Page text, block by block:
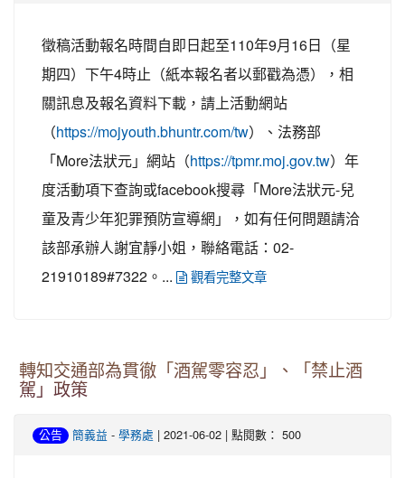
徵稿活動報名時間自即日起至110年9月16日（星
期四）下午4時止（紙本報名者以郵戳為憑），相
關訊息及報名資料下載，請上活動網站
（https://mojyouth.bhuntr.com/tw）、法務部
「More法狀元」網站（https://tpmr.moj.gov.tw）年
度活動項下查詢或facebook搜尋「More法狀元-兒
童及青少年犯罪預防宣導網」，如有任何問題請洽
該部承辦人謝宜靜小姐，聯絡電話：02-
21910189#7322。...
觀看完整文章
轉知交通部為貫徹「酒駕零容忍」、「禁止酒
駕」政策
公告 簡義益 - 學務處 | 2021-06-02 | 點閱數： 500